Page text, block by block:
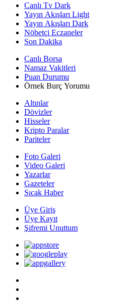
Canlı Tv Dark
Yayın Akışları Light
Yayın Akışları Dark
Nöbetçi Eczaneler
Son Dakika
Canlı Borsa
Namaz Vakitleri
Puan Durumu
Örnek Burç Yorumu
Altınlar
Dövizler
Hisseler
Kripto Paralar
Pariteler
Foto Galeri
Video Galeri
Yazarlar
Gazeteler
Sıcak Haber
Üye Giriş
Üye Kayıt
Şifremi Unuttum